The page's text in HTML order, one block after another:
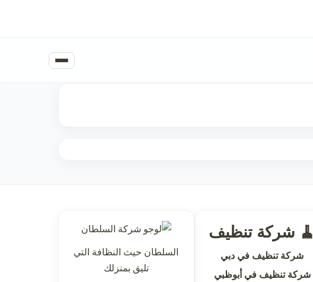
🧹 شركة تنظيف
شركة تنظيف في دبي
شركة تنظيف في أبوظبي
السلطان حيث النظافة التي
تليق بمنزلك